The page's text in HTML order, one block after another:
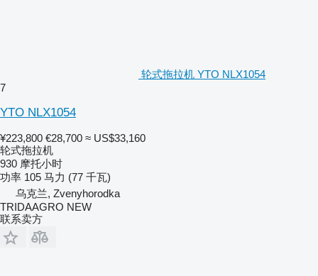
轮式拖拉机 YTO NLX1054
7
YTO NLX1054
¥223,800 €28,700 ≈ US$33,160
轮式拖拉机
930 摩托小时
功率 105 马力 (77 千瓦)
乌克兰, Zvenyhorodka
TRIDAAGRO NEW
联系卖方